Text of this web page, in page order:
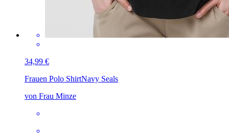
34,99 €
Frauen Polo ShirtNavy Seals
von Frau Minze